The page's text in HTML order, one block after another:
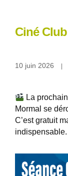
Ciné Club
10 juin 2026
La
Mormal se
C’est gratuit
indispensable.